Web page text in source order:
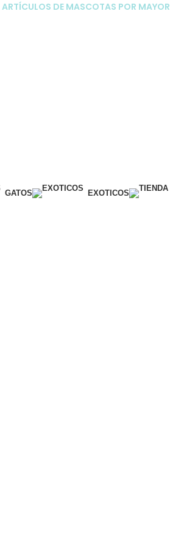
ARTÍCULOS DE MASCOTAS POR MAYOR
GATOS EXOTICOS